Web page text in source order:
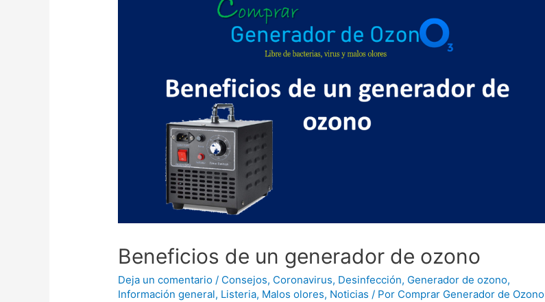
Beneficios de un generador de ozono
Deja un comentario / Consejos, Coronavirus, Desinfección, Generador de ozono,
Información general, Listeria, Malos olores, Noticias / Por Comprar Generador de Ozono